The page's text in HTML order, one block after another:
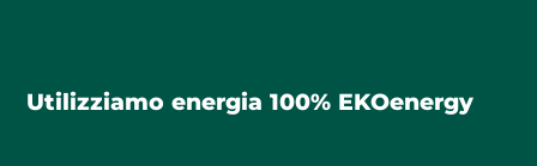
Utilizziamo energia 100% EKOenergy